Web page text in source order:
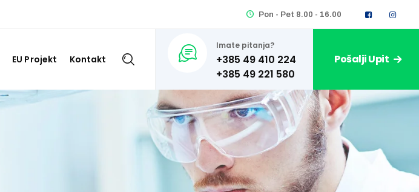
Pon - Pet 8.00 - 16.00
EU Projekt Kontakt
Imate pitanja?
+385 49 410 224 Pošalji Upit